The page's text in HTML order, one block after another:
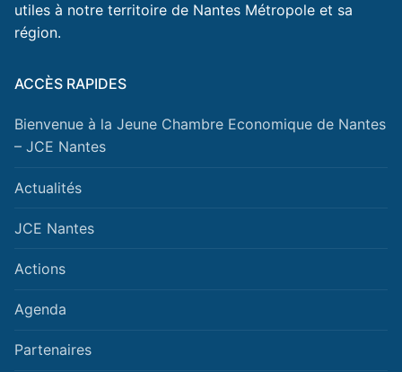
utiles à notre territoire de Nantes Métropole et sa
région.
ACCÈS RAPIDES
Bienvenue à la Jeune Chambre Economique de Nantes
– JCE Nantes
Actualités
JCE Nantes
Actions
Agenda
Partenaires